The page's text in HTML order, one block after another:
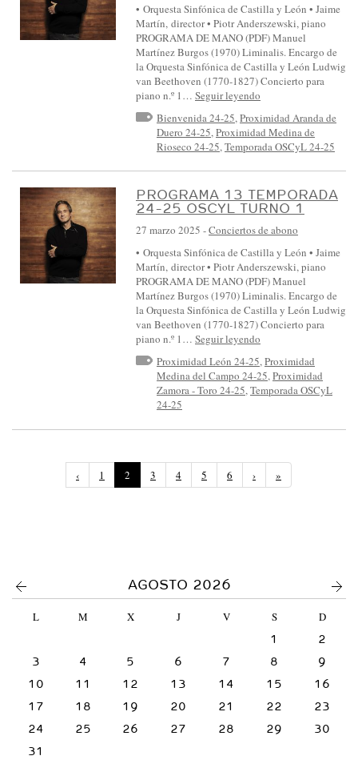
• Orquesta Sinfónica de Castilla y León • Jaime
Martín, director • Piotr Anderszewski, piano
PROGRAMA DE MANO (PDF) Manuel
Martínez Burgos (1970) Liminalis. Encargo de
la Orquesta Sinfónica de Castilla y León Ludwig
van Beethoven (1770-1827) Concierto para
piano n.º 1… Seguir leyendo
Bienvenida 24-25,Proximidad Aranda de
Duero 24-25,Proximidad Medina de
Rioseco 24-25,Temporada OSCyL 24-25
PROGRAMA 13 TEMPORADA
24-25 OSCYL TURNO 1
27 marzo 2025 -Conciertos de abono
• Orquesta Sinfónica de Castilla y León • Jaime
Martín, director • Piotr Anderszewski, piano
PROGRAMA DE MANO (PDF) Manuel
Martínez Burgos (1970) Liminalis. Encargo de
la Orquesta Sinfónica de Castilla y León Ludwig
van Beethoven (1770-1827) Concierto para
piano n.º 1… Seguir leyendo
Proximidad León 24-25,Proximidad
Medina del Campo 24-25,Proximidad
Zamora - Toro 24-25,Temporada OSCyL
24-25
‹ 1 2
P
c
t
u
)
3 4 5 6 › »
AGOSTO 2026
L M X J V S
D
1
2
3
4 5 6 7 8
9
10
11 12 13 14 15
16
17
18 19 20 21 22
23
24
25 26 27 28 29
30
31